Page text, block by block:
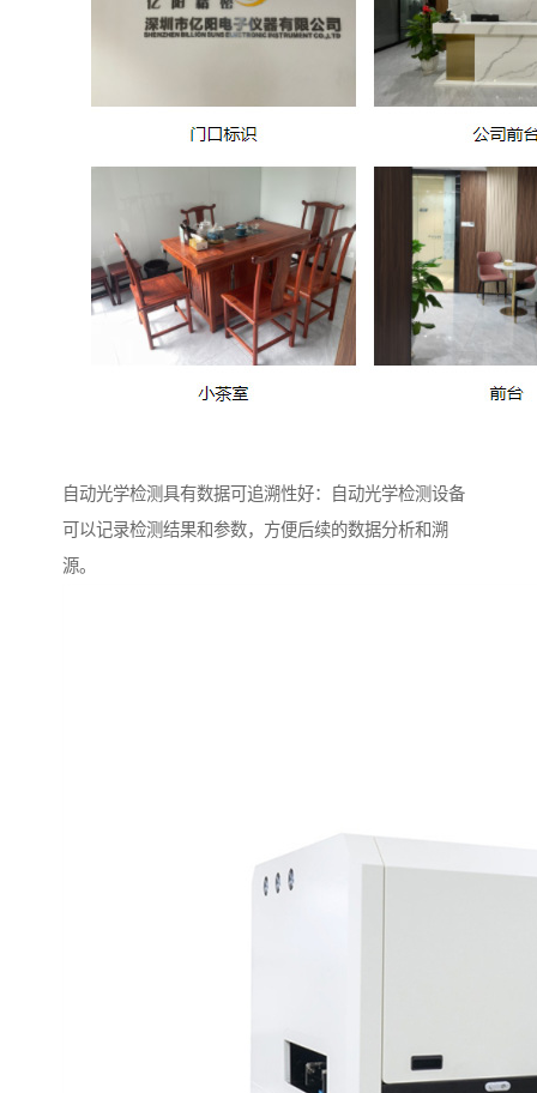
自动光学检测具有数据可追溯性好：自动光学检测设备
可以记录检测结果和参数，方便后续的数据分析和溯
源。